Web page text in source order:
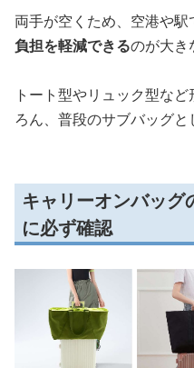
両手が空くため、空港や駅
負担を軽減できるのが大き
トート型やリュック型な
ろん、普段のサブバッグと
キャリーオンバッグ
に必ず確認